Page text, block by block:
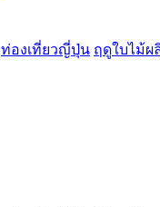
ท่องเที่ยวญี่ปุ่น ฤดูใบไม้ผ